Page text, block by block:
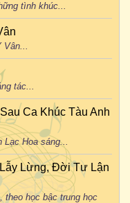
tình khúc...
Vân...
tác...
Ca Khúc Tàu Anh
Lạc Hoa sáng...
Lừng, Đời Tư Lận
theo học bậc trung học